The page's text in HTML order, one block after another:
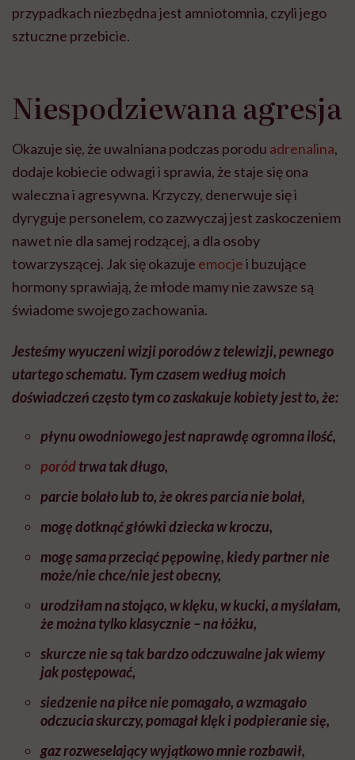
przypadkach niezbędna jest amniotomnia, czyli jego
sztuczne przebicie.
Niespodziewana agresja
Okazuje się, że uwalniana podczas porodu adrenalina,
dodaje kobiecie odwagi i sprawia, że staje się ona
waleczna i agresywna. Krzyczy, denerwuje się i
dyryguje personelem, co zazwyczaj jest zaskoczeniem
nawet nie dla samej rodzącej, a dla osoby
towarzyszącej. Jak się okazuje emocjei buzujące
hormony sprawiają, że młode mamy nie zawsze są
świadome swojego zachowania.
Jesteśmy wyuczeni wizji porodów z telewizji, pewnego
utartego schematu. Tym czasem według moich
doświadczeń często tym co zaskakuje kobiety jest to, że:
płynu owodniowego jest naprawdę ogromna ilość,
poródtrwa tak długo,
parcie bolało lub to, że okres parcia nie bolał,
mogę dotknąć główki dziecka w kroczu,
mogę sama przeciąć pępowinę, kiedy partner nie
może/nie chce/nie jest obecny,
urodziłam na stojąco, w klęku, w kucki, a myślałam,
że można tylko klasycznie – na łóżku,
skurcze nie są tak bardzo odczuwalne jak wiemy
jak postępować,
siedzenie na piłce nie pomagało, a wzmagało
odczucia skurczy, pomagał klęk i podpieranie się,
gaz rozweselający wyjątkowo mnie rozbawił,